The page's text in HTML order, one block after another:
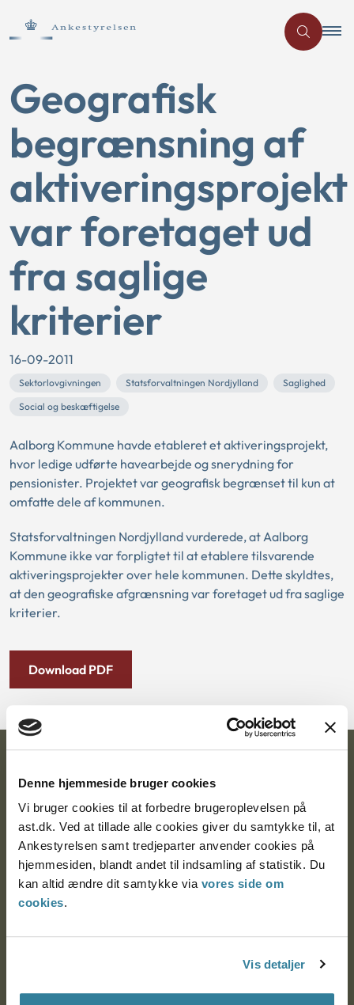
Denne hjemmeside bruger cookies
Vi bruger cookies til at forbedre brugeroplevelsen på
ast.dk. Ved at tillade alle cookies giver du samtykke til, at
Ankestyrelsen samt tredjeparter anvender cookies på
hjemmesiden, blandt andet til indsamling af statistik. Du
kan altid ændre dit samtykke via vores side om
cookies.
Vis detaljer
Geografisk
begrænsning af
aktiveringsprojekt
var foretaget ud
fra saglige
kriterier
16-09-2011
Sektorlovgivningen Statsforvaltningen Nordjylland
Saglighed
Social og beskæftigelse
Aalborg Kommune havde etableret et aktiveringsprojekt,
hvor ledige udførte havearbejde og snerydning for
pensionister. Projektet var geografisk begrænset til kun at
omfatte dele af kommunen.
Statsforvaltningen Nordjylland vurderede, at Aalborg
Kommune ikke var forpligtet til at etablere tilsvarende
aktiveringsprojekter over hele kommunen. Dette skyldtes,
at den geografiske afgrænsning var foretaget ud fra saglige
kriterier.
Download PDF
Nytorv 7, 2. sal
9000 Aalborg
Ankestyrelsen Aalborg